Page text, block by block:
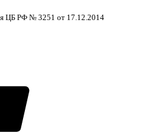
ЦБ РФ № 3251 от 17.12.2014